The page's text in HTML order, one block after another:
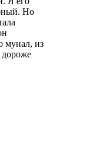
Но
мунал, из